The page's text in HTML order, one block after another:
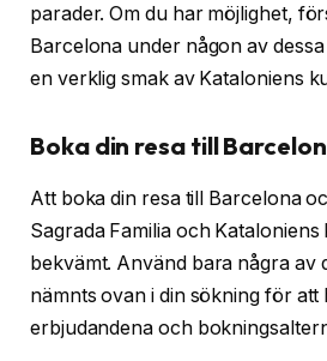
parader. Om du har möjlighet,
Barcelona under någon av
en verklig smak av Kataloniens
Boka din resa till
Att boka din resa till Barcelona
Sagrada Familia och
bekvämt. Använd bara några av
nämnts ovan i din sökning för att
erbjudandena och